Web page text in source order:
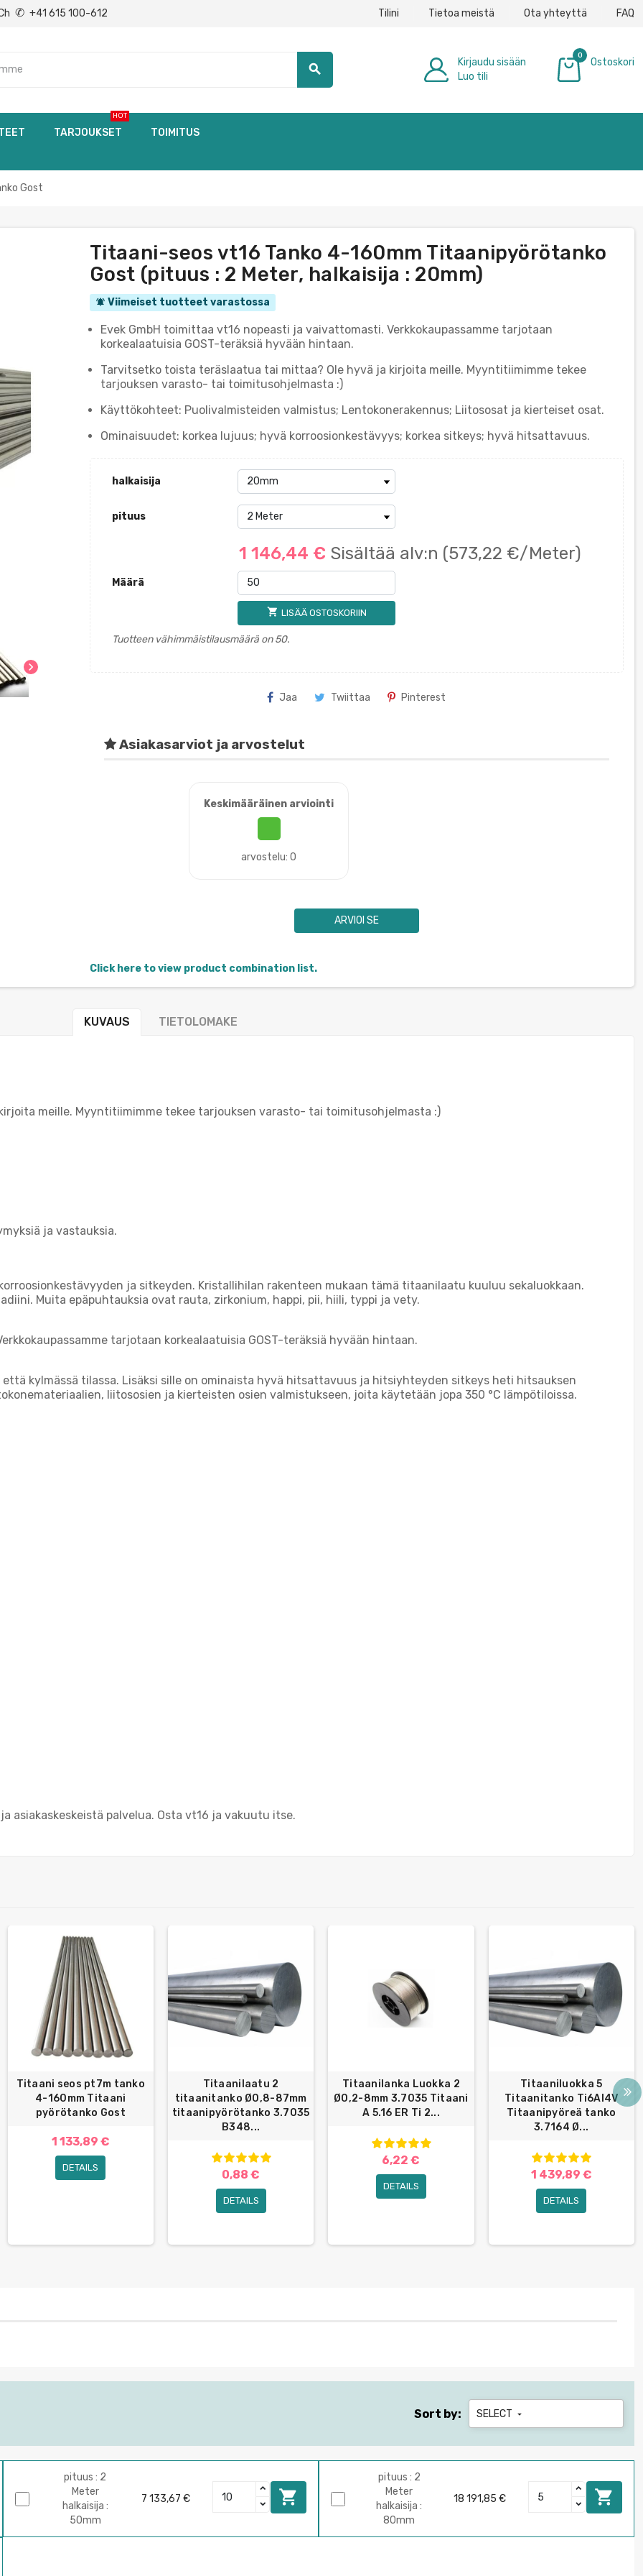
✆ +41 615 100-612 Tilini Tietoa meistä Ota yhteyttä FAQ
search
Kirjaudu sisään
Luo tili
0
Ostoskori
TARJOUKSET
HOT
TOIMITUS
Gost
chevron_right
Titaani-seos vt16 Tanko 4-160mm Titaanipyörötanko
Gost (pituus : 2 Meter, halkaisija : 20mm)
notifications_active Viimeiset tuotteet varastossa
Evek GmbH toimittaa vt16 nopeasti ja vaivattomasti. Verkkokaupassamme tarjotaan
korkealaatuisia GOST-teräksiä hyvään hintaan.
Tarvitsetko toista teräslaatua tai mittaa? Ole hyvä ja kirjoita meille. Myyntitiimimme tekee
tarjouksen varasto- tai toimitusohjelmasta :)
Käyttökohteet: Puolivalmisteiden valmistus; Lentokonerakennus; Liitososat ja kierteiset osat.
Ominaisuudet: korkea lujuus; hyvä korroosionkestävyys; korkea sitkeys; hyvä hitsattavuus.
halkaisija
pituus
1 146,44 € Sisältää alv:n (573,22 €/Meter)
Määrä
shopping_cart LISÄÄ OSTOSKORIIN
Tuotteen vähimmäistilausmäärä on 50.
Jaa Twiittaa Pinterest
Asiakasarviot ja arvostelut
Keskimääräinen arviointi
arvostelu: 0
ARVIOI SE
Click here to view product combination list.
KUVAUS TIETOLOMAKE
meille. Myyntitiimimme tekee tarjouksen varasto- tai toimitusohjelmasta :)
ja vastauksia.
ja sitkeyden. Kristallihilan rakenteen mukaan tämä titaanilaatu kuuluu sekaluokkaan.
Muita epäpuhtauksia ovat rauta, zirkonium, happi, pii, hiili, typpi ja vety.
tarjotaan korkealaatuisia GOST-teräksiä hyvään hintaan.
kylmässä tilassa. Lisäksi sille on ominaista hyvä hitsattavuus ja hitsiyhteyden sitkeys heti hitsauksen
liitososien ja kierteisten osien valmistukseen, joita käytetään jopa 350 °C lämpötiloissa.
palvelua. Osta vt16 ja vakuutu itse.
Titaani seos pt7m tanko
4-160mm Titaani
pyörötanko Gost
1 133,89 €
DETAILS
Titaanilaatu 2
titaanitanko Ø0,8-87mm
titaanipyörötanko 3.7035
B348...
0,88 €
DETAILS
Titaanilanka Luokka 2
Ø0,2-8mm 3.7035 Titaani
A 5.16 ER Ti 2...
6,22 €
DETAILS
Titaaniluokka 5
Titaanitanko Ti6Al4V
Titaanipyöreä tanko
3.7164 Ø...
1 439,89 €
DETAILS
Sort by: SELECT 
pituus : 2
Meter
halkaisija :
50mm
7 133,67 € 
pituus : 2
Meter
halkaisija :
80mm
18 191,85 € 